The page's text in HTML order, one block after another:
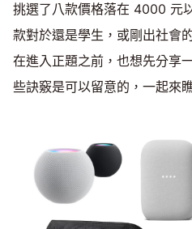
挑選了八款價格落在 4000 元
款對於還是學生，或剛出社會
在進入正題之前，也想先分享
些訣竅是可以留意的，一起來